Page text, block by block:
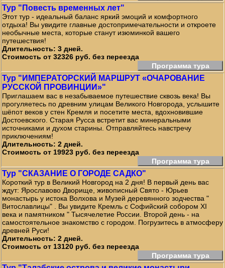
Тур "Повесть временных лет"
Этот тур - идеальный баланс яркий эмоций и комфортного
отдыха! Вы увидите главные достопримечательности и откроете
необычные места, которые станут изюминкой вашего
путешествия!
Длительность: 3 дней.
Стоимость от 32326 руб. без переезда
Программа тура
Тур "ИМПЕРАТОРСКИЙ МАРШРУТ «ОЧАРОВАНИЕ
РУССКОЙ ПРОВИНЦИИ»"
Приглашаем вас в незабываемое путешествие сквозь века! Вы
прогуляетесь по древним улицам Великого Новгорода, услышите
шёпот веков у стен Кремля и посетите места, вдохновившие
Достоевского. Старая Русса встретит вас минеральными
источниками и духом старины. Отправляйтесь навстречу
приключениям!
Длительность: 2 дней.
Стоимость от 19923 руб. без переезда
Программа тура
Тур "СКАЗАНИЕ О ГОРОДЕ САДКО"
Короткий тур в Великий Новгород на 2 дня! В первый день вас
ждут: Ярославово Дворище, живописный Свято - Юрьев
монастырь у истока Волхова и Музей деревянного зодчества "
Витославлицы" . Вы увидите Кремль с Софийский собором XI
века и памятником " Тысячелетие России. Второй день - на
самостоятельное знакомство с городом. Погрузитесь в атмосферу
древней Руси!
Длительность: 2 дней.
Стоимость от 13120 руб. без переезда
Программа тура